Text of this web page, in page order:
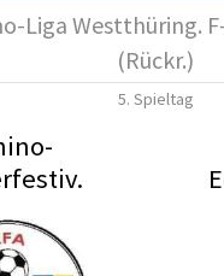
Liga Westthüring.
(Rückr.)
5. Spieltag